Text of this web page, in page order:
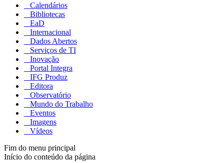
Calendários
Bibliotecas
EaD
Internacional
Dados Abertos
Serviços de TI
Inovação
Portal Integra
IFG Produz
Editora
Observatório
Mundo do Trabalho
Eventos
Imagens
Vídeos
Fim do menu principal
Início do conteúdo da página